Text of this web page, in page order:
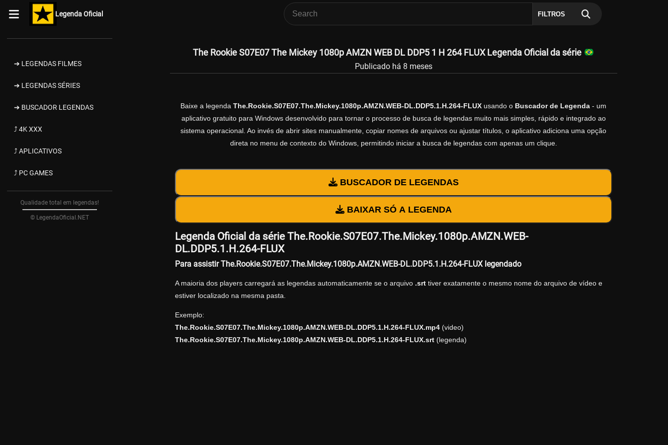
Legenda Oficial FILTROS
➔ LEGENDAS FILMES
➔ LEGENDAS SÉRIES
➔ BUSCADOR LEGENDAS
⤴ 4K XXX
⤴ APLICATIVOS
⤴ PC GAMES
Qualidade total em legendas!
© LegendaOficial.NET
The Rookie S07E07 The Mickey 1080p AMZN WEB DL DDP5 1 H 264 FLUX Legenda Oficial da série
Publicado há 8 meses
Baixe a legenda The.Rookie.S07E07.The.Mickey.1080p.AMZN.WEB-DL.DDP5.1.H.264-FLUX usando o Buscador de Legenda - um
aplicativo gratuito para Windows desenvolvido para tornar o processo de busca de legendas muito mais simples, rápido e integrado ao
sistema operacional. Ao invés de abrir sites manualmente, copiar nomes de arquivos ou ajustar títulos, o aplicativo adiciona uma opção
direta no menu de contexto do Windows, permitindo iniciar a busca de legendas com apenas um clique.
BUSCADOR DE LEGENDAS
BAIXAR SÓ A LEGENDA
Legenda Oficial da série The.Rookie.S07E07.The.Mickey.1080p.AMZN.WEB-
DL.DDP5.1.H.264-FLUX
Para assistir The.Rookie.S07E07.The.Mickey.1080p.AMZN.WEB-DL.DDP5.1.H.264-FLUX legendado
A maioria dos players carregará as legendas automaticamente se o arquivo .srttiver exatamente o mesmo nome do arquivo de vídeo e
estiver localizado na mesma pasta.
Exemplo:
The.Rookie.S07E07.The.Mickey.1080p.AMZN.WEB-DL.DDP5.1.H.264-FLUX.mp4(video)
The.Rookie.S07E07.The.Mickey.1080p.AMZN.WEB-DL.DDP5.1.H.264-FLUX.srt(legenda)